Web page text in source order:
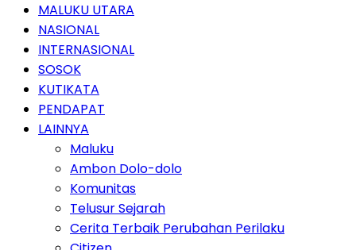
MALUKU UTARA
NASIONAL
INTERNASIONAL
SOSOK
KUTIKATA
PENDAPAT
LAINNYA
Maluku
Ambon Dolo-dolo
Komunitas
Telusur Sejarah
Cerita Terbaik Perubahan Perilaku